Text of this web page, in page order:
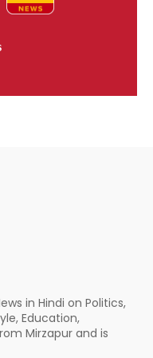
in Hindi on Politics,
Education,
Mirzapur and is